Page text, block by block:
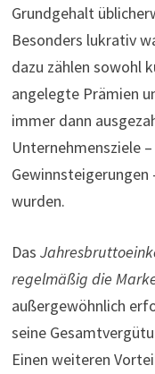
Grundgehalt
Besonders lukrativ
dazu zählen sowohl
angelegte Prämien
immer dann
Unternehmensziele
wurden.
Das
regelmäßig die
außergewöhnlich
seine
Einen weiteren